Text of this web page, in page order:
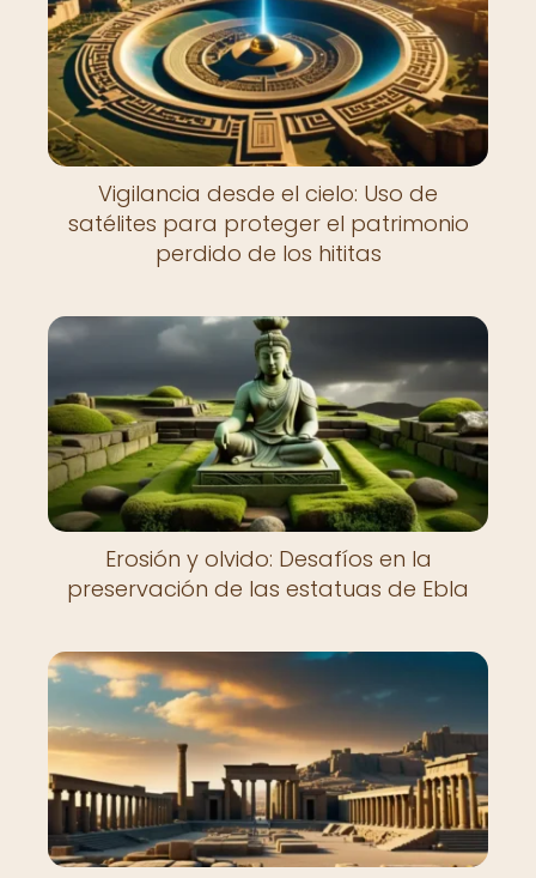
Vigilancia desde el cielo: Uso de
satélites para proteger el patrimonio
perdido de los hititas
Erosión y olvido: Desafíos en la
preservación de las estatuas de Ebla